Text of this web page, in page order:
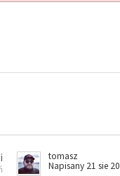
tomasz
Napisany 21 sie